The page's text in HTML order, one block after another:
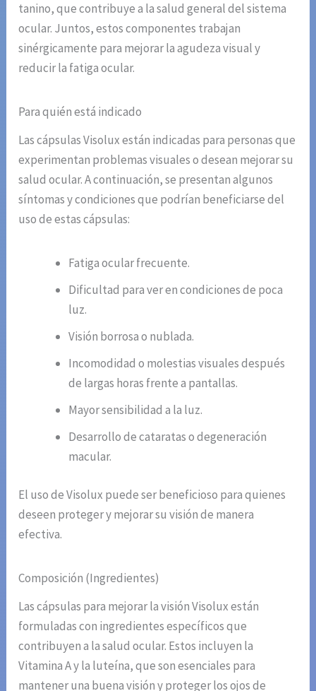
tanino, que contribuye a la salud general del sistema
ocular. Juntos, estos componentes trabajan
sinérgicamente para mejorar la agudeza visual y
reducir la fatiga ocular.
Para quién está indicado
Las cápsulas Visolux están indicadas para personas que
experimentan problemas visuales o desean mejorar su
salud ocular. A continuación, se presentan algunos
síntomas y condiciones que podrían beneficiarse del
uso de estas cápsulas:
Fatiga ocular frecuente.
Dificultad para ver en condiciones de poca
luz.
Visión borrosa o nublada.
Incomodidad o molestias visuales después
de largas horas frente a pantallas.
Mayor sensibilidad a la luz.
Desarrollo de cataratas o degeneración
macular.
El uso de Visolux puede ser beneficioso para quienes
deseen proteger y mejorar su visión de manera
efectiva.
Composición (Ingredientes)
Las cápsulas para mejorar la visión Visolux están
formuladas con ingredientes específicos que
contribuyen a la salud ocular. Estos incluyen la
Vitamina A y la luteína, que son esenciales para
mantener una buena visión y proteger los ojos de